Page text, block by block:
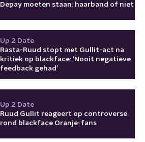
Depay moeten staan: haarband of niet
Up 2 Date
Rasta-Ruud stopt met Gullit-act na
kritiek op blackface: ‘Nooit negatieve
feedback gehad'
Up 2 Date
Ruud Gullit reageert op controverse
rond blackface Oranje-fans